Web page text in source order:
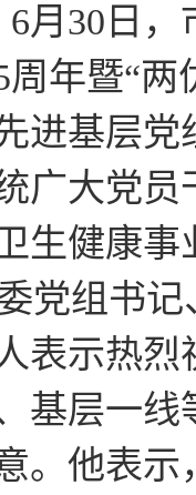
6月30日
周年暨“
进基层
广大党
生健康
党组书
表示热
基层一
。他表